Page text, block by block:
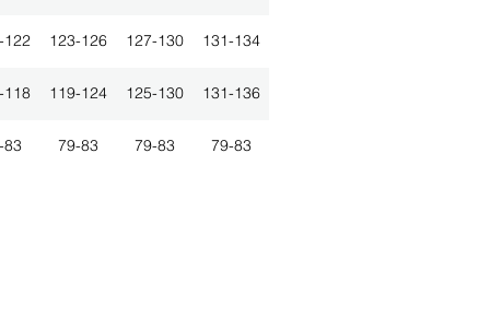
122 123-126 127-130 131-134
118 119-124 125-130 131-136
83 79-83 79-83 79-83